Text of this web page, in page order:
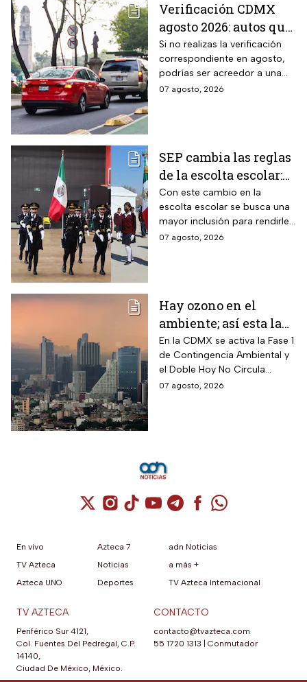
Verificación CDMX
agosto 2026: autos que
deben hacer el
trámite y posibles
multas
Si no realizas la verificación
correspondiente en agosto,
podrías ser acreedor a una
sanción económica
07 agosto, 2026
SEP cambia las reglas
de la escolta escolar:
¿cómo se elegirá a los
alumnos a partir de
ahora?
Con este cambio en la
escolta escolar se busca una
mayor inclusión para rendirle
honores a la bandera
07 agosto, 2026
Hay ozono en el
ambiente; así esta la
calidad del aire en
CDMX hoy
En la CDMX se activa la Fase 1
de Contingencia Ambiental y
el Doble Hoy No Circula
cuando hay altos índices de
07 agosto, 2026
Cuenta de X / Twitter (se abre en una
Cuenta de Instagram (se abre en una
Cuenta de TikTok (se abre en
Cuenta de YouTube (se abre
Cuenta de Telegram (se
Cuenta de
Cuenta de
En vivo
TV Azteca
Azteca UNO
Azteca 7
Noticias
Deportes
adn Noticias
a más +
TV Azteca Internacional
TV AZTECA
Periférico Sur 4121,
Col. Fuentes Del Pedregal, C.P.
14140,
Ciudad De México, México.
CONTACTO
contacto@tvazteca.com
55 1720 1313
Conmutador